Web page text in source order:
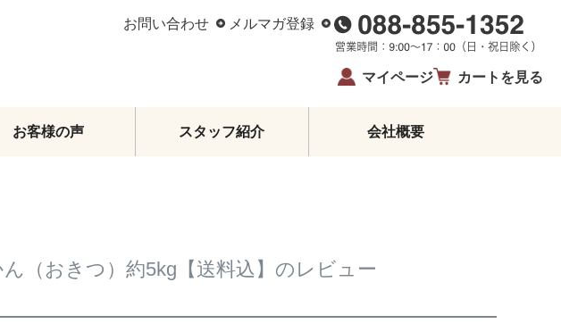
お問い合わせ メルマガ登録
マイページ カートを見る
イベント・限定商品
お歳暮
お客様の声 スタッフ紹介 会社概要
（おきつ）約5kg【送料込】のレビュー